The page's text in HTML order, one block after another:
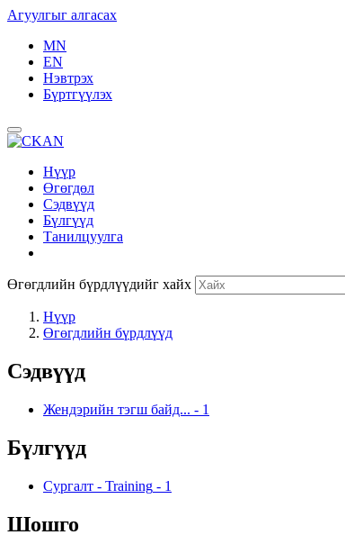
Агуулгыг алгасах
MN
EN
Нэвтрэх
Бүртгүүлэх
Нүүр
Өгөгдөл
Сэдвүүд
Бүлгүүд
Танилцуулга
Өгөгдлийн бүрдлүүдийг хайх
Нүүр
Өгөгдлийн бүрдлүүд
Сэдвүүд
Жендэрийн тэгш байд... - 1
Бүлгүүд
Сургалт - Training - 1
Шошго